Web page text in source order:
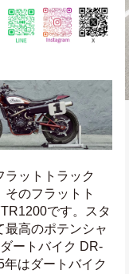
ラットトラック
のフラットト
です。スタ
最高のポテンシャ
ートバイク DR-
はダートバイク